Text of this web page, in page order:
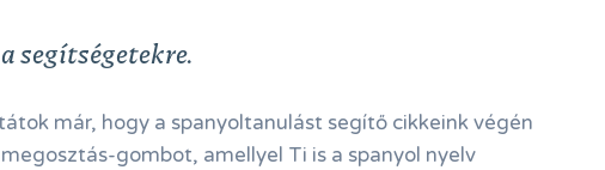
segítségetekre.
már, hogy a spanyoltanulást segítő cikkeink végén
gombot, amellyel Ti is a spanyol nyelv